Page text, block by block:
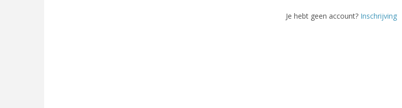
Je hebt geen account? Inschrijving